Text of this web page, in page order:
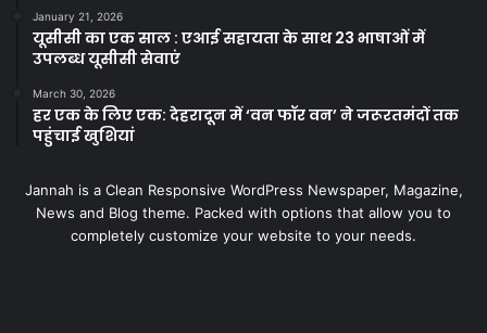
January 21, 2026
यूसीसी का एक साल : एआई सहायता के साथ 23 भाषाओं में
उपलब्ध यूसीसी सेवाएं
March 30, 2026
हर एक के लिए एक: देहरादून में ‘वन फॉर वन’ ने जरूरतमंदों तक
पहुंचाई खुशियां
Jannah is a Clean Responsive WordPress Newspaper, Magazine,
News and Blog theme. Packed with options that allow you to
completely customize your website to your needs.